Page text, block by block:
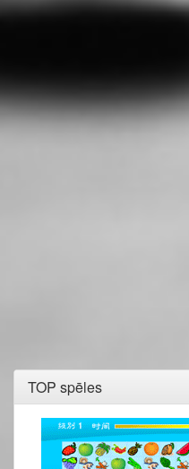
TOP spēles